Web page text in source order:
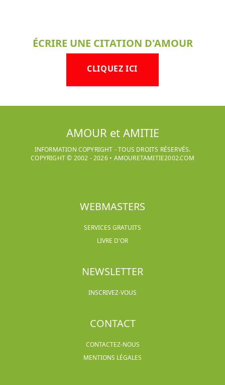
ÉCRIRE UNE CITATION D'AMOUR
CLIQUEZ ICI
AMOUR et AMITIE
INFORMATION COPYRIGHT - TOUS DROITS RÉSERVÉS.
COPYRIGHT © 2002 -2026• AMOURETAMITIE2002.COM
WEBMASTERS
SERVICES GRATUITS
LIVRE D'OR
NEWSLETTER
INSCRIVEZ-VOUS
CONTACT
CONTACTEZ-NOUS
MENTIONS LÉGALES